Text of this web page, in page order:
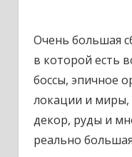
Очень большая
в которой есть
боссы, эпичное
локации и миры,
декор, руды и
реально